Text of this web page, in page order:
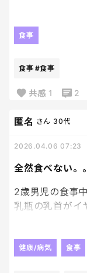
食事
食事 #食事
共感 1 2
全然食べない。。
匿名 さん 30代
2026.04.06 07:23
2歳男児の食事
乳瓶の乳首がイ
せっかく作っ
か。心配でつい
健康/病気 食事